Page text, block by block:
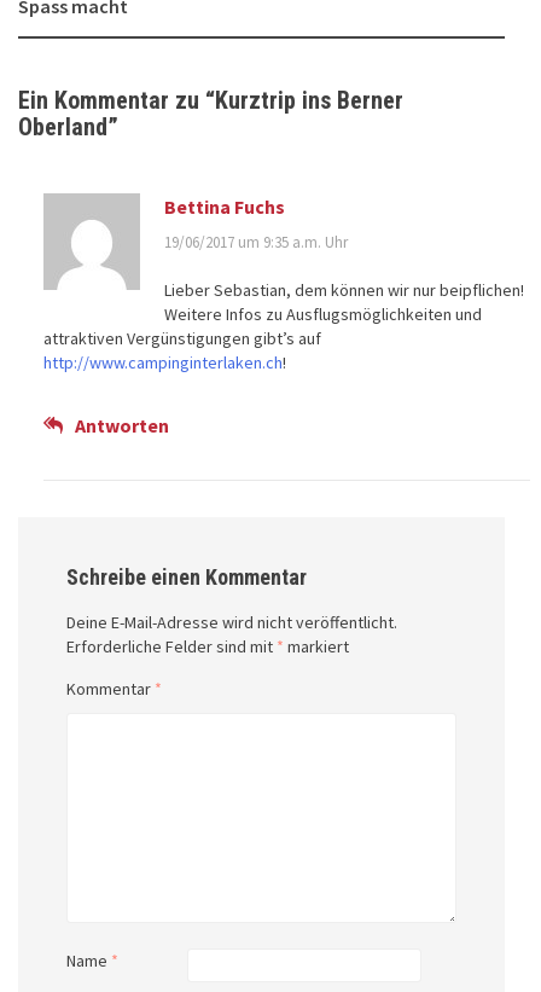
Spass macht
Ein Kommentar zu “Kurztrip ins Berner
Oberland”
Bettina Fuchs
19/06/2017 um 9:35 a.m. Uhr
Lieber Sebastian, dem können wir nur beipflichen!
Weitere Infos zu Ausflugsmöglichkeiten und
attraktiven Vergünstigungen gibt’s auf
http://www.campinginterlaken.ch!
Antworten
Schreibe einen Kommentar
Deine E-Mail-Adresse wird nicht veröffentlicht.
Erforderliche Felder sind mit * markiert
Kommentar *
Name *